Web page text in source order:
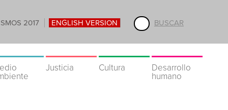
BUSCAR
2017 ENGLISH VERSION
Justicia Cultura
Desarrollo
humano